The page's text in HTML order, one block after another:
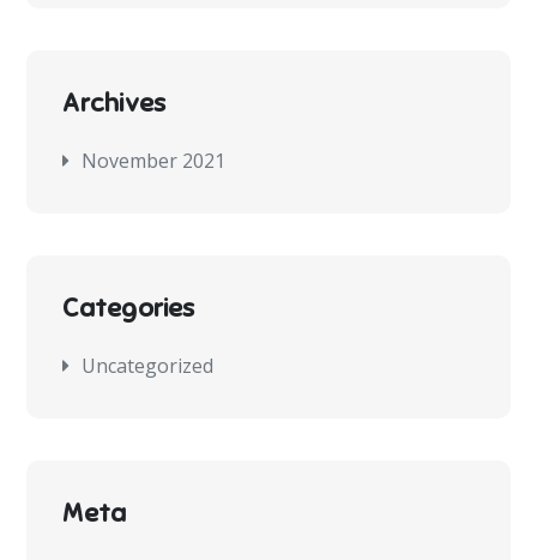
Archives
November 2021
Categories
Uncategorized
Meta